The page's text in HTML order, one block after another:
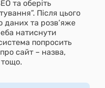
та оберіть
Після цього
даних та розв’яже
натиснути
попросить
сайт – назва,
тощо.